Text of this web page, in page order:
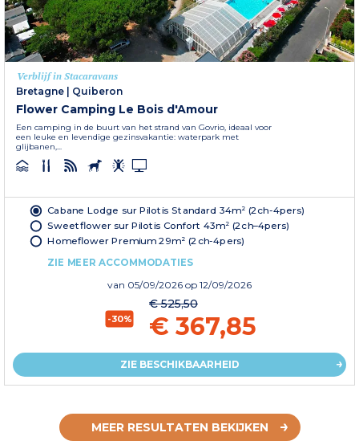
Verblijf in Stacaravans
Bretagne | Quiberon
Flower Camping Le Bois d'Amour
Een camping in de buurt van het strand van Govrio, ideaal voor
een leuke en levendige gezinsvakantie: waterpark met
glijbanen,...
Cabane Lodge sur Pilotis Standard 34m² (2ch-4pers)
Sweetflower sur Pilotis Confort 43m² (2ch–4pers)
Homeflower Premium 29m² (2ch-4pers)
ZIE MEER ACCOMMODATIES
van 05/09/2026 op 12/09/2026
-30%
€ 525,50
€ 367,85
ZIE BESCHIKBAARHEID
MEER RESULTATEN BEKIJKEN